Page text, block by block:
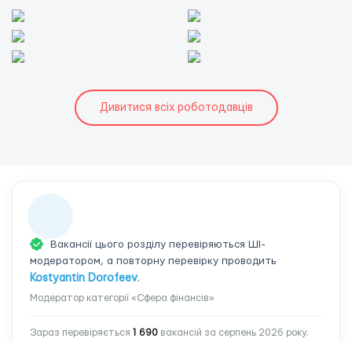
Дивитися всіх роботодавців
Вакансії цього розділу перевіряються ШІ-
модератором, а повторну перевірку проводить
Kostyantin Dorofeev.
Модератор категорії «Сфера фінансів»
Зараз перевіряється 1 690 вакансій за серпень 2026 року.